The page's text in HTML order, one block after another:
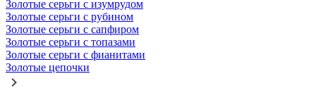
Золотые серьги с изумрудом
Золотые серьги с рубином
Золотые серьги с сапфиром
Золотые серьги с топазами
Золотые серьги с фианитами
Золотые цепочки